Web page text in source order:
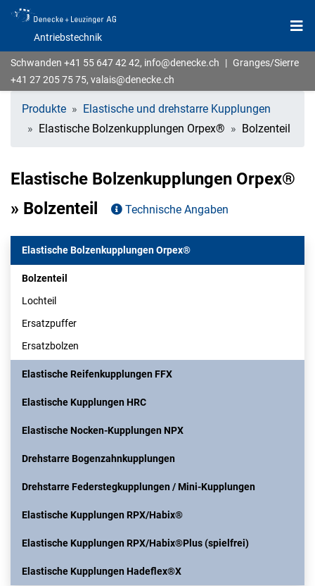
Antriebstechnik
Schwanden +41 55 647 42 42, info@denecke.ch | Granges/Sierre
+41 27 205 75 75, valais@denecke.ch
Produkte
Elastische und drehstarre Kupplungen
Elastische Bolzenkupplungen Orpex®
Bolzenteil
Elastische Bolzenkupplungen Orpex®
» Bolzenteil
Technische Angaben
Elastische Bolzenkupplungen Orpex®
Bolzenteil
Lochteil
Ersatzpuffer
Ersatzbolzen
Elastische Reifenkupplungen FFX
Elastische Kupplungen HRC
Elastische Nocken-Kupplungen NPX
Drehstarre Bogenzahnkupplungen
Drehstarre Federstegkupplungen / Mini-Kupplungen
Elastische Kupplungen RPX/Habix®
Elastische Kupplungen RPX/Habix®Plus (spielfrei)
Elastische Kupplungen Hadeflex®X